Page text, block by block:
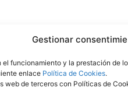
Gestionar
funcionamiento y la prestación de
enlace Política de Cookies.
web de terceros con Políticas de